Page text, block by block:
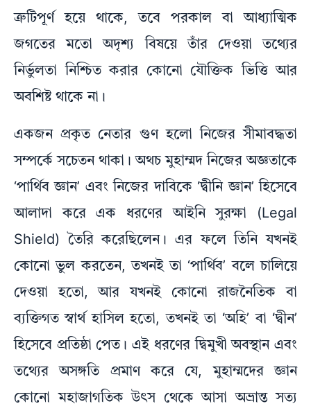
ত্রুটিপূর্ণ হয়ে থাকে, তবে পরকাল বা আধ্যাত্মিক
জগতের মতো অদৃশ্য বিষয়ে তাঁর দেওয়া তথ্যের
নির্ভুলতা নিশ্চিত করার কোনো যৌক্তিক ভিত্তি আর
অবশিষ্ট থাকে না।
একজন প্রকৃত নেতার গুণ হলো নিজের সীমাবদ্ধতা
সম্পর্কে সচেতন থাকা। অথচ মুহাম্মদ নিজের অজ্ঞতাকে
‘পার্থিব জ্ঞান’ এবং নিজের দাবিকে ‘দ্বীনি জ্ঞান’ হিসেবে
আলাদা করে এক ধরণের আইনি সুরক্ষা (Legal
Shield) তৈরি করেছিলেন। এর ফলে তিনি যখনই
কোনো ভুল করতেন, তখনই তা ‘পার্থিব’ বলে চালিয়ে
দেওয়া হতো, আর যখনই কোনো রাজনৈতিক বা
ব্যক্তিগত স্বার্থ হাসিল হতো, তখনই তা ‘অহি’ বা ‘দ্বীন’
হিসেবে প্রতিষ্ঠা পেত। এই ধরণের দ্বিমুখী অবস্থান এবং
তথ্যের অসঙ্গতি প্রমাণ করে যে, মুহাম্মদের জ্ঞান
কোনো মহাজাগতিক উৎস থেকে আসা অভ্রান্ত সত্য